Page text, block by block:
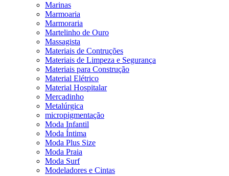
Marinas
Marmoaria
Marmoraria
Martelinho de Ouro
Massagista
Materiais de Contruções
Materiais de Limpeza e Segurança
Materiais para Construção
Material Elétrico
Material Hospitalar
Mercadinho
Metalúrgica
micropigmentação
Moda Infantil
Moda Íntima
Moda Plus Size
Moda Praia
Moda Surf
Modeladores e Cintas